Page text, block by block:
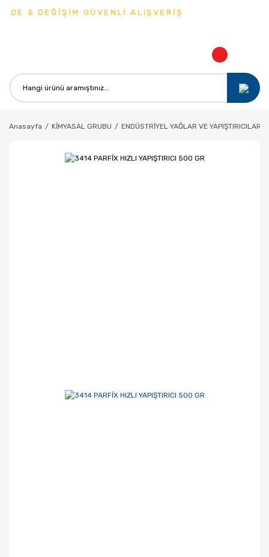
& DEĞİŞİM GÜVENLİ ALIŞVERİŞ
Anasayfa KİMYASAL GRUBU ENDÜSTRİYEL YAĞLAR VE YAPIŞTIRICILAR